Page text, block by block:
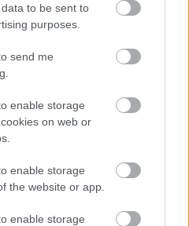
to be sent to
purposes.
send me
enable storage
on web or
enable storage
the website or app.
enable storage